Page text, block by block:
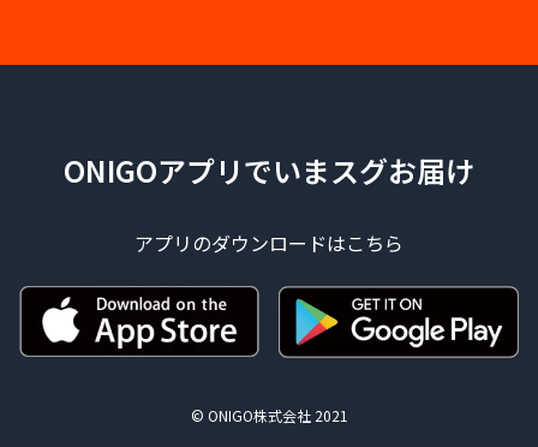
ONIGOアプリでいまスグお届け
アプリのダウンロードはこちら
© ONIGO株式会社 2021